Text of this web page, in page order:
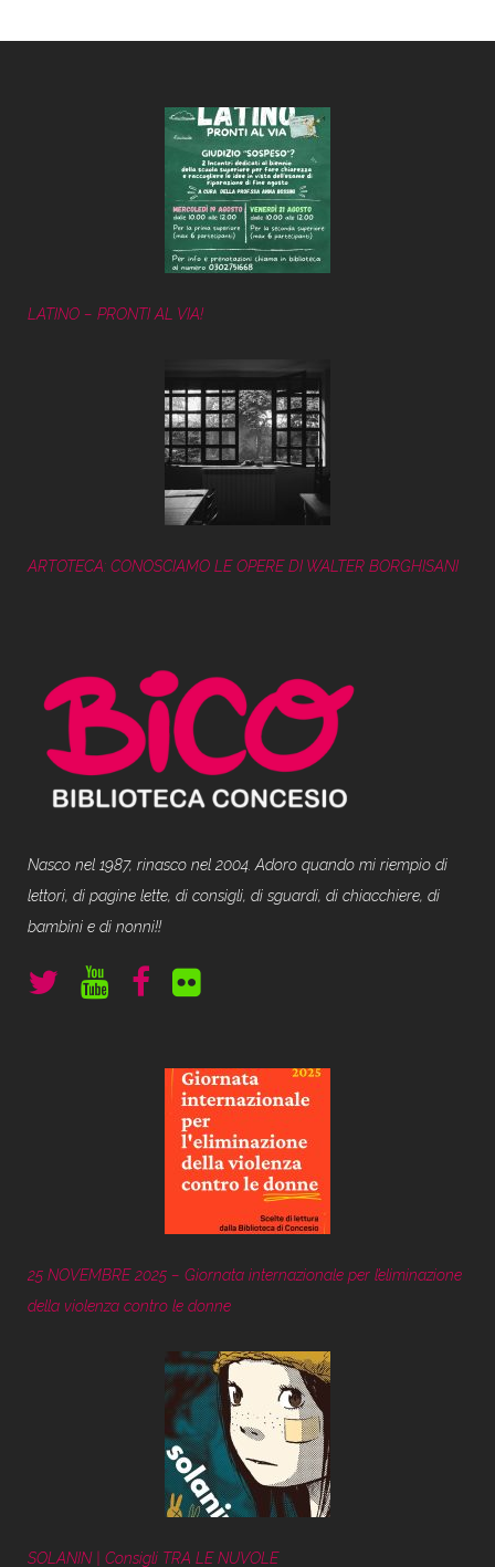
LATINO – PRONTI AL VIA!
ARTOTECA: CONOSCIAMO LE OPERE DI WALTER BORGHISANI
Nasco nel 1987, rinasco nel 2004. Adoro quando mi riempio di
lettori, di pagine lette, di consigli, di sguardi, di chiacchiere, di
bambini e di nonni!!
25 NOVEMBRE 2025 – Giornata internazionale per l’eliminazione
della violenza contro le donne
SOLANIN | Consigli TRA LE NUVOLE